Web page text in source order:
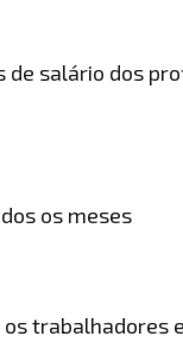
de salário dos
os meses
trabalhadores